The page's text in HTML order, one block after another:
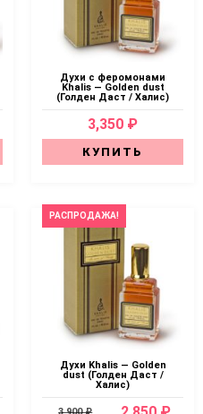
Духи с феромонами
Khalis — Golden dust
(Голден Даст / Халис)
3,350 ₽
КУПИТЬ
РАСПРОДАЖА!
Духи Khalis — Golden
dust (Голден Даст /
Халис)